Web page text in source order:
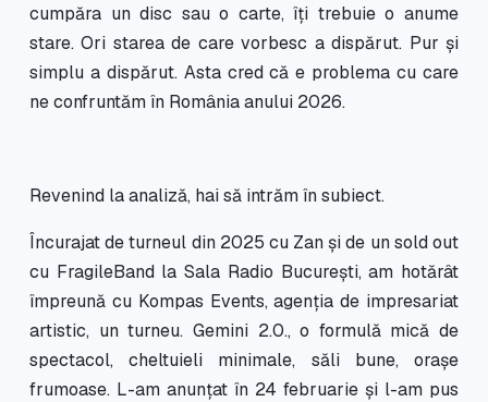
cumpăra un disc sau o carte, îți trebuie o anume
stare. Ori starea de care vorbesc a dispărut. Pur și
simplu a dispărut. Asta cred că e problema cu care
ne confruntăm în România anului 2026.
Revenind la analiză, hai să intrăm în subiect.
Încurajat de turneul din 2025 cu Zan și de un sold out
cu FragileBand la Sala Radio București, am hotărât
împreună cu Kompas Events, agenția de impresariat
artistic, un turneu. Gemini 2.0., o formulă mică de
spectacol, cheltuieli minimale, săli bune, orașe
frumoase. L-am anunțat în 24 februarie și l-am pus